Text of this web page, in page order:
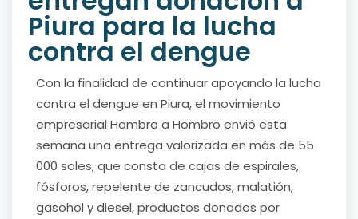
Piura para la lucha
contra el dengue
Con la finalidad de continuar apoyando la lucha
contra el dengue en Piura, el movimiento
empresarial Hombro a Hombro envió esta
semana una entrega valorizada en más de 55
000 soles, que consta de cajas de espirales,
fósforos, repelente de zancudos, malatión,
gasohol y diesel, productos donados por